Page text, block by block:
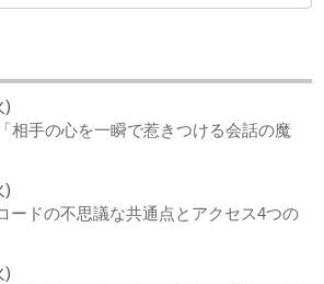
)
相手の心を一瞬で惹きつける会話の魔
)
ードの不思議な共通点とアクセス4つの
)